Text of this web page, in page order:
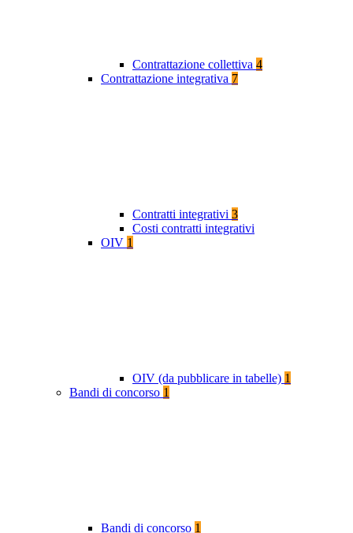
Contrattazione collettiva 4
Contrattazione integrativa 7
Contratti integrativi 3
Costi contratti integrativi
OIV 1
OIV (da pubblicare in tabelle) 1
Bandi di concorso 1
Bandi di concorso 1